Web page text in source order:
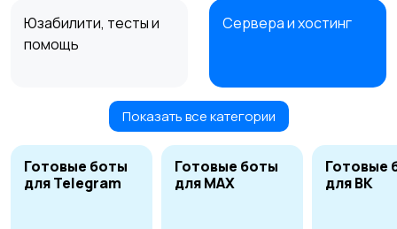
Юзабилити, тесты и
помощь
Сервера и хостинг
Мобильные
приложения
Показать все категории
Готовые боты
для Telegram
Готовые боты
для MAX
Готовые
для ВК